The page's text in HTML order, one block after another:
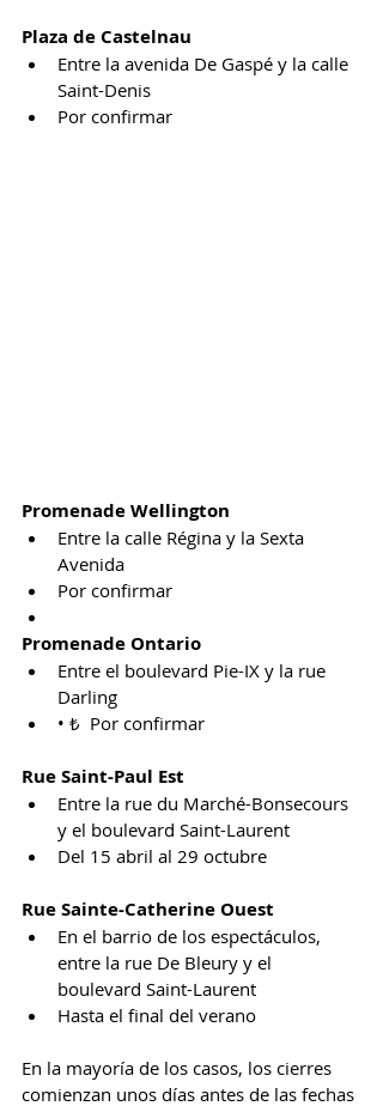
Plaza de Castelnau
Entre la avenida De Gaspé y la calle
Saint-Denis
Por confirmar
Promenade Wellington
Entre la calle Régina y la Sexta
Avenida
Por confirmar
Promenade Ontario
Entre el boulevard Pie-IX y la rue
Darling
• ₺  Por confirmar
Rue Saint-Paul Est
Entre la rue du Marché-Bonsecours
y el boulevard Saint-Laurent
Del 15 abril al 29 octubre
Rue Sainte-Catherine Ouest
En el barrio de los espectáculos,
entre la rue De Bleury y el
boulevard Saint-Laurent
Hasta el final del verano
En la mayoría de los casos, los cierres
comienzan unos días antes de las fechas